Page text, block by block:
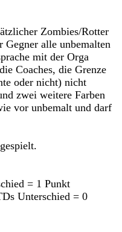
Zombies/Rotter
Gegner alle unbemalten
mit der Orga
Coaches, die Grenze
oder nicht) nicht
zwei weitere Farben
vor unbemalt und darf
= 1 Punkt
Unterschied = 0